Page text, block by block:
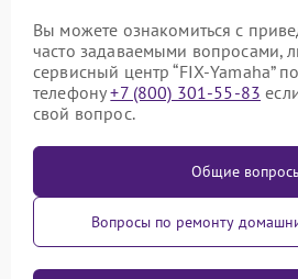
Вы можете ознакомиться с
часто задаваемыми вопросами,
сервисный центр “FIX-Yamaha”
телефону+7 (800) 301-55-83
свой вопрос.
Общие
Вопросы по ремонту